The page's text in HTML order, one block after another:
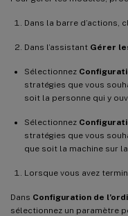
Dans la barre d’actions,
Dans l’assistant Gérer
Sélectionnez
stratégies que vous
soit la personne qui y
Sélectionnez
stratégies que vous
que soit la machine sur
Lorsque vous avez
Dans Configuration de
sélectionnez un paramètre